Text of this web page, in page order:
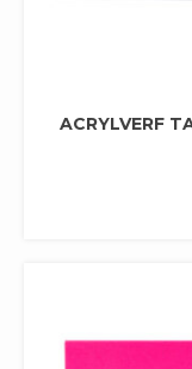
ACRYLVERF